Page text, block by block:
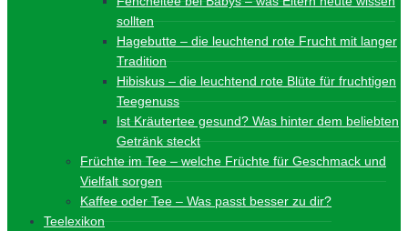
sollten
Hagebutte – die leuchtend rote Frucht mit langer
Tradition
Hibiskus – die leuchtend rote Blüte für fruchtigen
Teegenuss
Ist Kräutertee gesund? Was hinter dem beliebten
Getränk steckt
Früchte im Tee – welche Früchte für Geschmack und
Vielfalt sorgen
Kaffee oder Tee – Was passt besser zu dir?
Teelexikon